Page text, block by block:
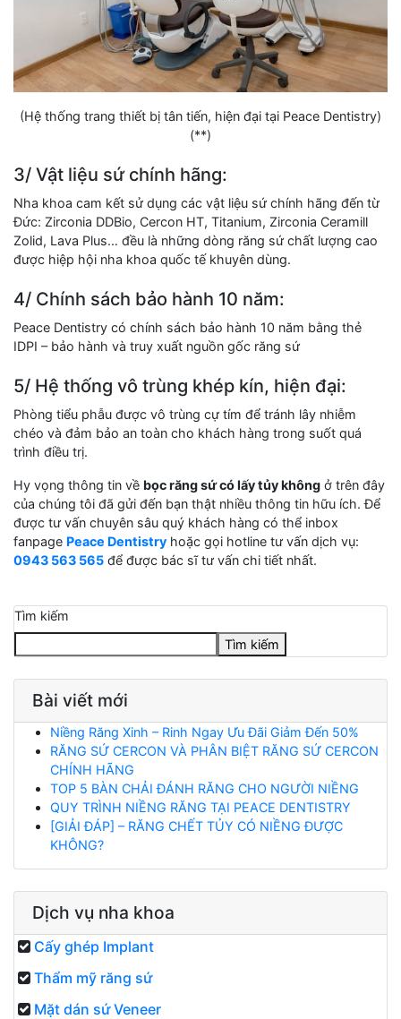
(Hệ thống trang thiết bị tân tiến, hiện đại tại Peace Dentistry)
(**)
3/ Vật liệu sứ chính hãng:
Nha khoa cam kết sử dụng các vật liệu sứ chính hãng đến từ
Đức: Zirconia DDBio, Cercon HT, Titanium, Zirconia Ceramill
Zolid, Lava Plus… đều là những dòng răng sứ chất lượng cao
được hiệp hội nha khoa quốc tế khuyên dùng.
4/ Chính sách bảo hành 10 năm:
Peace Dentistry có chính sách bảo hành 10 năm bằng thẻ
IDPI – bảo hành và truy xuất nguồn gốc răng sứ
5/ Hệ thống vô trùng khép kín, hiện đại:
Phòng tiểu phẫu được vô trùng cự tím để tránh lây nhiễm
chéo và đảm bảo an toàn cho khách hàng trong suốt quá
trình điều trị.
Hy vọng thông tin về bọc răng sứ có lấy tủy không ở trên đây
của chúng tôi đã gửi đến bạn thật nhiều thông tin hữu ích. Để
được tư vấn chuyên sâu quý khách hàng có thể inbox
fanpage Peace Dentistry hoặc gọi hotline tư vấn dịch vụ:
0943 563 565 để được bác sĩ tư vấn chi tiết nhất.
Tìm kiếm
Tìm kiếm
Bài viết mới
Niềng Răng Xinh – Rinh Ngay Ưu Đãi Giảm Đến 50%
RĂNG SỨ CERCON VÀ PHÂN BIỆT RĂNG SỨ CERCON
CHÍNH HÃNG
TOP 5 BÀN CHẢI ĐÁNH RĂNG CHO NGƯỜI NIỀNG
QUY TRÌNH NIỀNG RĂNG TẠI PEACE DENTISTRY
[GIẢI ĐÁP] – RĂNG CHẾT TỦY CÓ NIỀNG ĐƯỢC
KHÔNG?
Dịch vụ nha khoa
Cấy ghép Implant
Thẩm mỹ răng sứ
Mặt dán sứ Veneer